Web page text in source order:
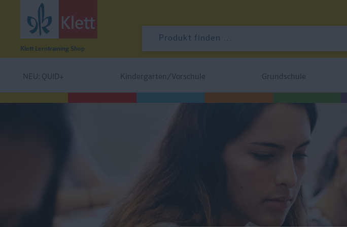
Klett Lerntraining Shop
NEU: QUID+ Kindergarten/Vorschule Grundschule